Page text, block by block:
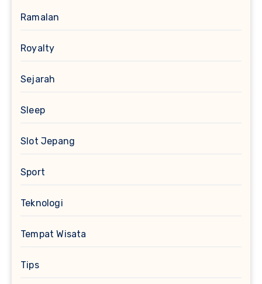
Ramalan
Royalty
Sejarah
Sleep
Slot Jepang
Sport
Teknologi
Tempat Wisata
Tips